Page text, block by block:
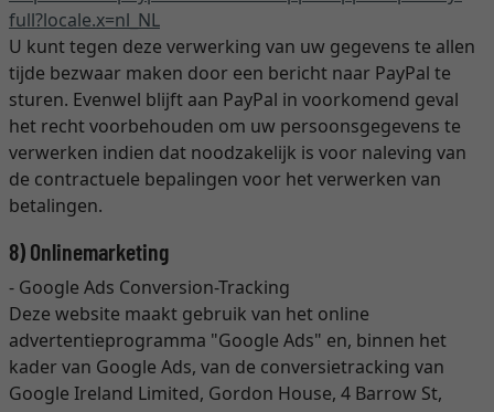
full?locale.x=nl_NL
U kunt tegen deze verwerking van uw gegevens te allen
tijde bezwaar maken door een bericht naar PayPal te
sturen. Evenwel blijft aan PayPal in voorkomend geval
het recht voorbehouden om uw persoonsgegevens te
verwerken indien dat noodzakelijk is voor naleving van
de contractuele bepalingen voor het verwerken van
betalingen.
8) Onlinemarketing
- Google Ads Conversion-Tracking
Deze website maakt gebruik van het online
advertentieprogramma "Google Ads" en, binnen het
kader van Google Ads, van de conversietracking van
Google Ireland Limited, Gordon House, 4 Barrow St,